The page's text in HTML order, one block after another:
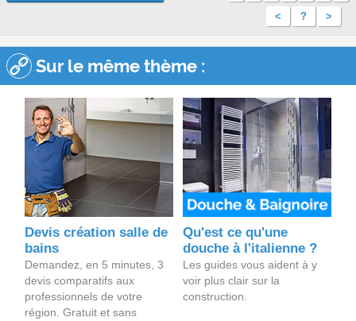
< ? >
Sur le même thème :
Devis création salle de
bains
Demandez, en 5 minutes, 3
devis comparatifs aux
professionnels de votre
région. Gratuit et sans
Qu'est ce qu'une
douche à l'italienne ?
Les guides vous aident à y
voir plus clair sur la
construction.